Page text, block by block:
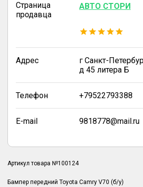
Страница
продавца
АВТО СТОРИ
Адрес
г Санкт-
д 45 литера Б
Телефон +79522793388
E-mail 9818778@mail.ru
Артикул товара №100124
Бампер передний Toyota Camry V70 (б/у)